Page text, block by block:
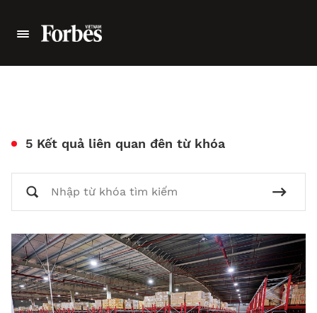
5 Kết quả liên quan đên từ khóa